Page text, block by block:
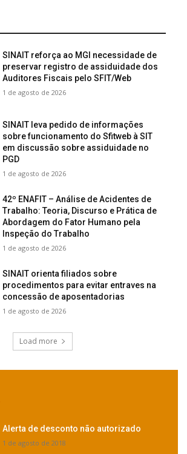
SINAIT reforça ao MGI necessidade de
preservar registro de assiduidade dos
Auditores Fiscais pelo SFIT/Web
1 de agosto de 2026
SINAIT leva pedido de informações
sobre funcionamento do Sfitweb à SIT
em discussão sobre assiduidade no
PGD
1 de agosto de 2026
42º ENAFIT – Análise de Acidentes de
Trabalho: Teoria, Discurso e Prática de
Abordagem do Fator Humano pela
Inspeção do Trabalho
1 de agosto de 2026
SINAIT orienta filiados sobre
procedimentos para evitar entraves na
concessão de aposentadorias
1 de agosto de 2026
Load more
Alerta de desconto não autorizado
1 de agosto de 2018